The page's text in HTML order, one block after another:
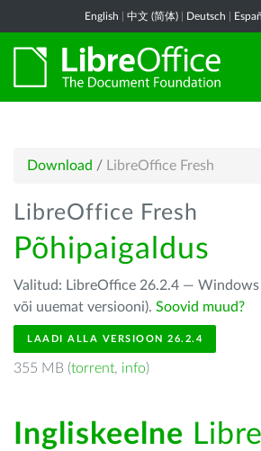
English 中文 (简体) Deutsch
Download / LibreOffice Fresh
LibreOffice Fresh
Põhipaigaldus
Valitud: LibreOffice 26.2.4 — Windows
või uuemat versiooni). Soovid muud?
LAADI ALLA VERSIOON 26.2.4
355 MB (torrent, info)
Ingliskeelne